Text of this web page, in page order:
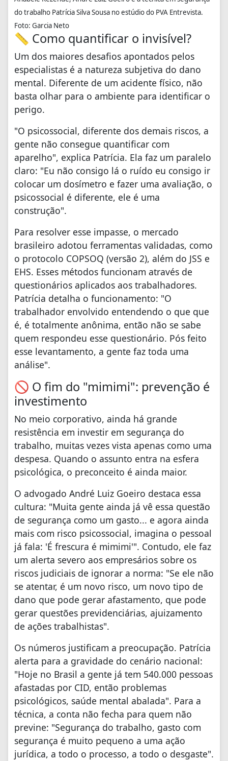
do trabalho Patrícia Silva Sousa no estúdio do PVA Entrevista.
Foto: Garcia Neto
📏 Como quantificar o invisível?
Um dos maiores desafios apontados pelos
especialistas é a natureza subjetiva do dano
mental. Diferente de um acidente físico, não
basta olhar para o ambiente para identificar o
perigo.
"O psicossocial, diferente dos demais riscos, a
gente não consegue quantificar com
aparelho", explica Patrícia. Ela faz um paralelo
claro: "Eu não consigo lá o ruído eu consigo ir
colocar um dosímetro e fazer uma avaliação, o
psicossocial é diferente, ele é uma
construção".
Para resolver esse impasse, o mercado
brasileiro adotou ferramentas validadas, como
o protocolo COPSOQ (versão 2), além do JSS e
EHS. Esses métodos funcionam através de
questionários aplicados aos trabalhadores.
Patrícia detalha o funcionamento: "O
trabalhador envolvido entendendo o que que
é, é totalmente anônima, então não se sabe
quem respondeu esse questionário. Pós feito
esse levantamento, a gente faz toda uma
análise".
🚫 O fim do "mimimi": prevenção é
investimento
No meio corporativo, ainda há grande
resistência em investir em segurança do
trabalho, muitas vezes vista apenas como uma
despesa. Quando o assunto entra na esfera
psicológica, o preconceito é ainda maior.
O advogado André Luiz Goeiro destaca essa
cultura: "Muita gente ainda já vê essa questão
de segurança como um gasto... e agora ainda
mais com risco psicossocial, imagina o pessoal
já fala: 'É frescura é mimimi'". Contudo, ele faz
um alerta severo aos empresários sobre os
riscos judiciais de ignorar a norma: "Se ele não
se atentar, é um novo risco, um novo tipo de
dano que pode gerar afastamento, que pode
gerar questões previdenciárias, ajuizamento
de ações trabalhistas".
Os números justificam a preocupação. Patrícia
alerta para a gravidade do cenário nacional:
"Hoje no Brasil a gente já tem 540.000 pessoas
afastadas por CID, então problemas
psicológicos, saúde mental abalada". Para a
técnica, a conta não fecha para quem não
previne: "Segurança do trabalho, gasto com
segurança é muito pequeno a uma ação
jurídica, a todo o processo, a todo o desgaste".